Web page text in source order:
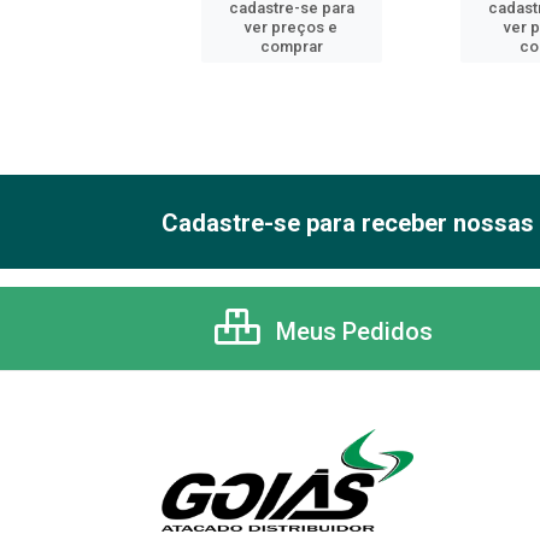
cadastre-se para
ver preços e
comprar
ver
Cadastre-se para receber
Meus Pedidos